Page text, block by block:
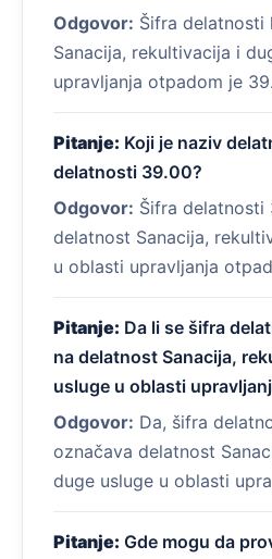
Odgovor: Šifra delatnosti
Sanacija, rekultivacija i
upravljanja otpadom je
Pitanje: Koji je naziv
delatnosti 39.00?
Odgovor: Šifra delatnosti
delatnost Sanacija,
u oblasti upravljanja
Pitanje: Da li se šifra
na delatnost Sanacija,
usluge u oblasti
Odgovor: Da, šifra
označava delatnost
duge usluge u oblasti
Pitanje: Gde mogu da